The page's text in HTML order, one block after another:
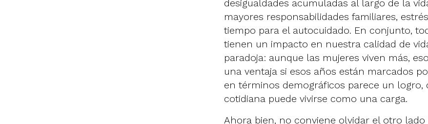
desigualdades acumuladas al largo de la
mayores responsabilidades familiares,
tiempo para el autocuidado. En conjunto,
tienen un impacto en nuestra calidad de
paradoja: aunque las mujeres viven más,
una ventaja si esos años están marcados
en términos demográficos parece un logro,
cotidiana puede vivirse como una carga.
Ahora bien, no conviene olvidar el otro